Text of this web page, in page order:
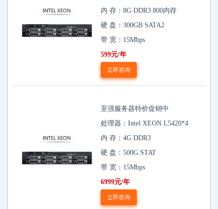
内 存：8G DDR3 800内存
硬 盘：300GB SATA2
带 宽：15Mbps
599元/年
立即咨询
至强服务器特价促销中
处理器：Intel XEON L5420*4
内 存：4G DDR3
硬 盘：500G STAT
带 宽：15Mbps
6999元/年
立即咨询